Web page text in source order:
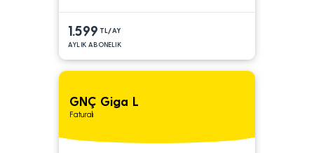
1.599 TL/AY
AYLIK ABONELIK
GNÇ Giga L
Faturalı